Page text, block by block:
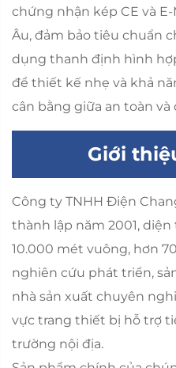
chứng nhận kép CE và
Âu, đảm bảo tiêu chuẩn
dụng thanh định hình
để thiết kế nhẹ và khả
cân bằng giữa an toàn và
Giới
Công ty TNHH Điện
thành lập năm 2001,
10.000 mét vuông, hơn
nghiên cứu phát triển,
nhà sản xuất chuyên
vực trang thiết bị hỗ trợ
trường nội địa.